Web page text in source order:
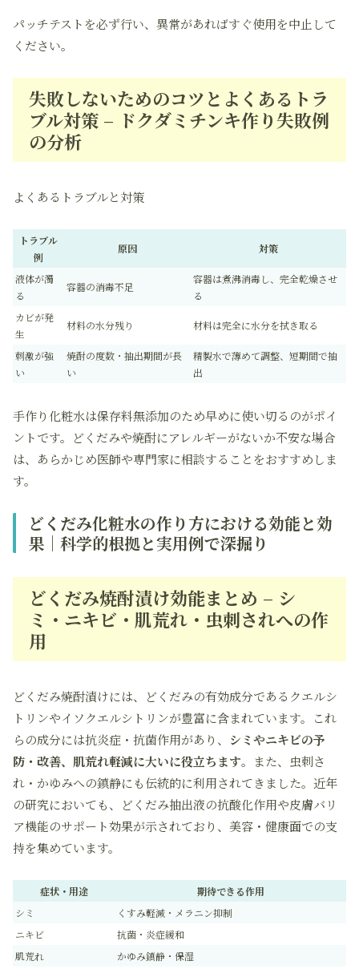
パッチテストを必ず行い、異常があればすぐ使用を中止して
ください。
失敗しないためのコツとよくあるトラ
ブル対策 – ドクダミチンキ作り失敗例
の分析
よくあるトラブルと対策
トラブル
例
原因 対策
液体が濁
る
容器の消毒不足
容器は煮沸消毒し、完全乾燥させ
る
カビが発
生
材料の水分残り 材料は完全に水分を拭き取る
刺激が強
い
焼酎の度数・抽出期間が長
い
精製水で薄めて調整、短期間で抽
出
手作り化粧水は保存料無添加のため早めに使い切るのがポイ
ントです。どくだみや焼酎にアレルギーがないか不安な場合
は、あらかじめ医師や専門家に相談することをおすすめしま
す。
どくだみ化粧水の作り方における効能と効
果｜科学的根拠と実用例で深掘り
どくだみ焼酎漬け効能まとめ – シ
ミ・ニキビ・肌荒れ・虫刺されへの作
用
どくだみ焼酎漬けには、どくだみの有効成分であるクエルシ
トリンやイソクエルシトリンが豊富に含まれています。これ
らの成分には抗炎症・抗菌作用があり、 シミやニキビの予
防・改善、肌荒れ軽減に大いに役立ちます。また、虫刺さ
れ・かゆみへの鎮静にも伝統的に利用されてきました。近年
の研究においても、どくだみ抽出液の抗酸化作用や皮膚バリ
ア機能のサポート効果が示されており、美容・健康面での支
持を集めています。
症状・用途
期待できる作用
シミ
くすみ軽減・メラニン抑制
ニキビ
抗菌・炎症緩和
肌荒れ
かゆみ鎮静・保湿